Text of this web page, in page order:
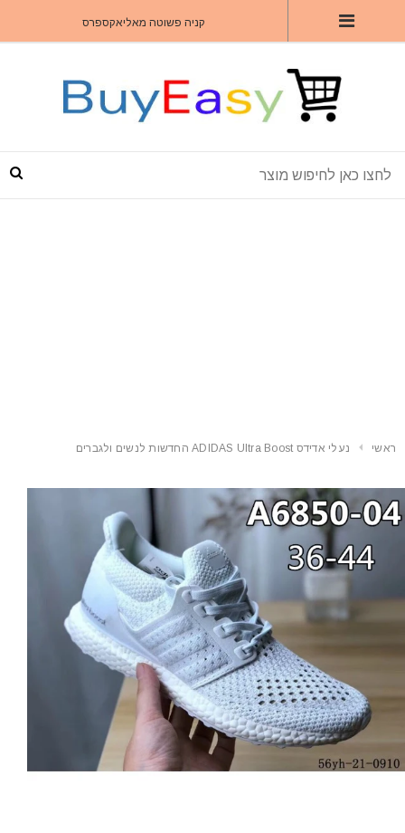
קניה פשוטה מאליאקספרס
ראשי נעלי אדידס ADIDAS Ultra Boost החדשות לנשים ולגברים